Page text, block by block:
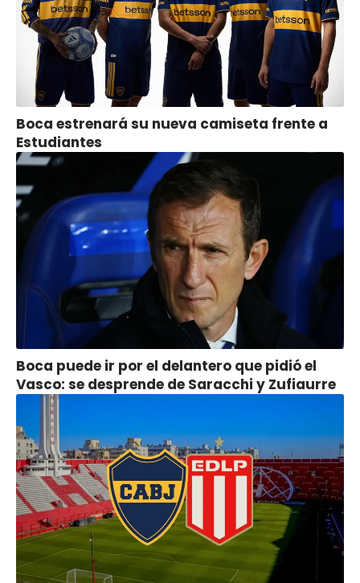
Boca estrenará su nueva camiseta frente a
Estudiantes
Boca puede ir por el delantero que pidió el
Vasco: se desprende de Saracchi y Zufiaurre